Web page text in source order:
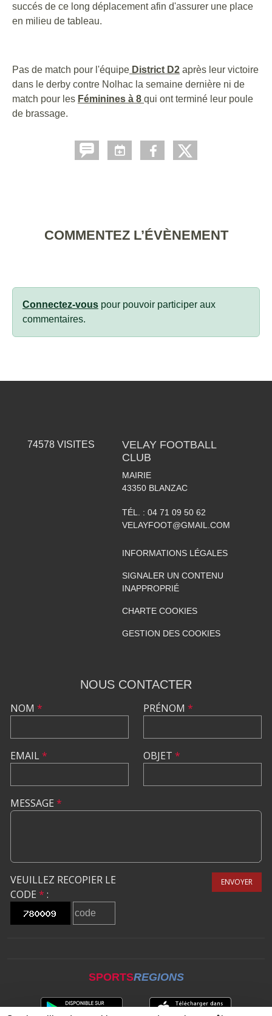
succés de ce long déplacement afin d'assurer une place
en milieu de tableau.
Pas de match pour l'équipe District D2 après leur victoire
dans le derby contre Nolhac la semaine dernière ni de
match pour les Féminines à 8 qui ont terminé leur poule
de brassage.
COMMENTEZ L’ÉVÈNEMENT
Connectez-vous pour pouvoir participer aux
commentaires.
74578VISITES
VELAY FOOTBALL
CLUB
MAIRIE
43350 BLANZAC
TÉL. : 04 71 09 50 62
VELAYFOOT@GMAIL.COM
INFORMATIONS LÉGALES
SIGNALER UN CONTENU
INAPPROPRIÉ
CHARTE COOKIES
GESTION DES COOKIES
NOUS CONTACTER
NOM *
EMAIL*
PRÉNOM *
OBJET *
MESSAGE *
VEUILLEZ RECOPIER LE
CODE * :
ENVOYER
SPORTSREGIONS